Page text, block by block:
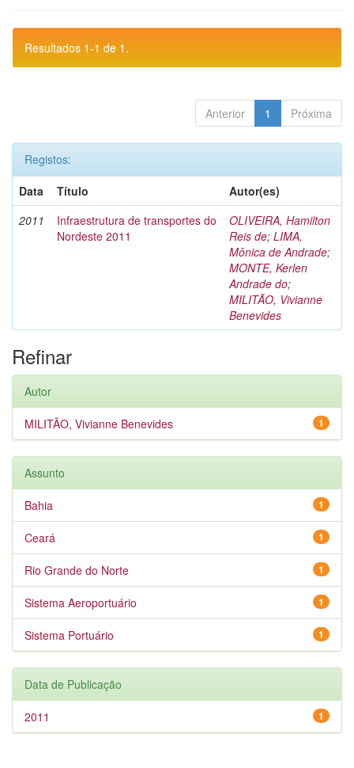
Resultados 1-1 de 1.
Anterior 1 Próxima
Registos:
Data
Título
Autor(es)
2011
Infraestrutura de transportes do
Nordeste 2011
OLIVEIRA, Hamilton
Reis de; LIMA,
Mônica de Andrade;
MONTE, Kerlen
Andrade do;
MILITÃO, Vivianne
Benevides
Refinar
Autor
1
MILITÃO, Vivianne Benevides
Assunto
1
Bahia
1
Ceará
1
Rio Grande do Norte
1
Sistema Aeroportuário
1
Sistema Portuário
Data de Publicação
1
2011